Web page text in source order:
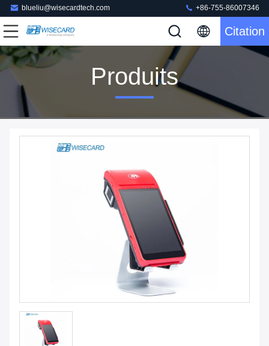
blueliu@wisecardtech.com +86-755-86007346
Citation
Produits